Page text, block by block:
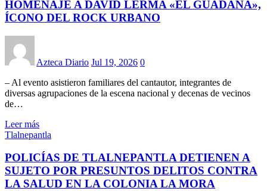
HOMENAJE A DAVID LERMA «EL GUADAÑA»,
ÍCONO DEL ROCK URBANO
Azteca Diario Jul 19, 2026 0
– Al evento asistieron familiares del cantautor, integrantes de
diversas agrupaciones de la escena nacional y decenas de vecinos
de…
Leer más
Tlalnepantla
POLICÍAS DE TLALNEPANTLA DETIENEN A
SUJETO POR PRESUNTOS DELITOS CONTRA
LA SALUD EN LA COLONIA LA MORA